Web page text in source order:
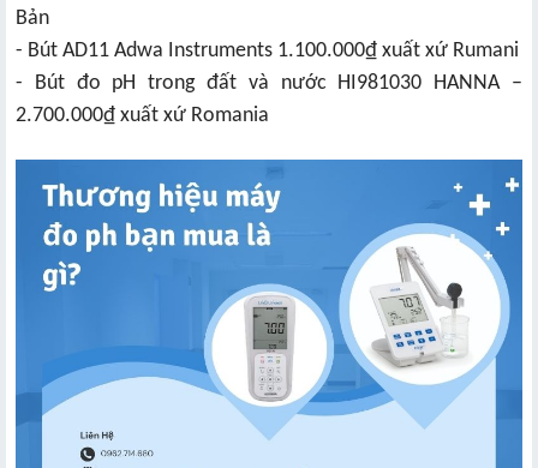
Bản
- Bút AD11 Adwa Instruments 1.100.000₫ xuất xứ Rumani
- Bút đo pH trong đất và nước HI981030 HANNA –
2.700.000₫ xuất xứ Romania